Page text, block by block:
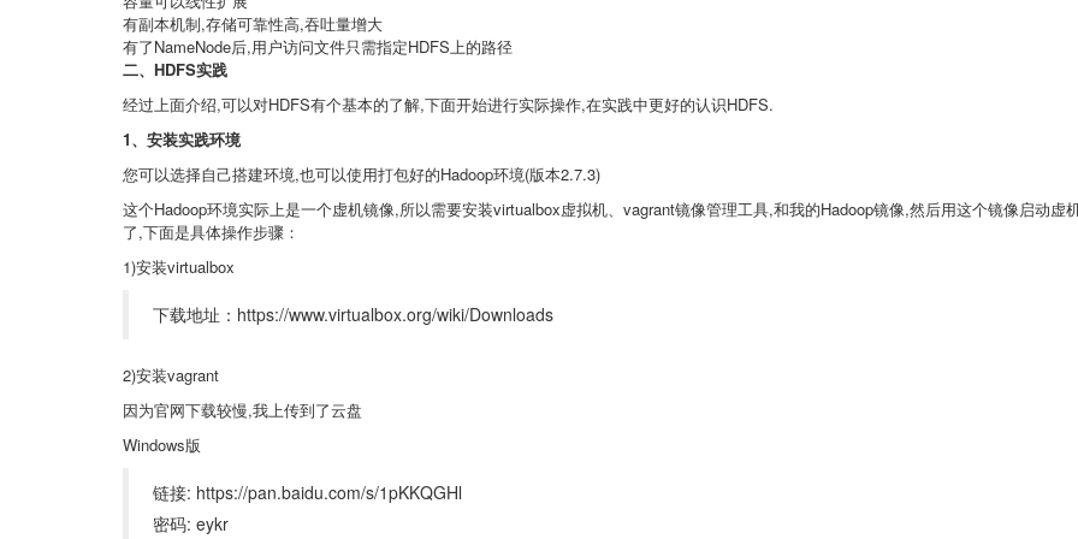
有副本机制,存储可靠性高,吞吐量增大
有了NameNode后,用户访问文件只需指定HDFS上的路径
二、HDFS实践
经过上面介绍,可以对HDFS有个基本的了解,下面开始进行实际操作,在实践中更好的认识HDFS.
1、安装实践环境
您可以选择自己搭建环境,也可以使用打包好的Hadoop环境(版本2.7.3)
这个Hadoop环境实际上是一个虚机镜像,所以需要安装virtualbox虚拟机、vagrant镜像管理工具,和我的Hadoop镜像,然后用这个镜像启动虚
了,下面是具体操作步骤：
1)安装virtualbox
下载地址：https://www.virtualbox.org/wiki/Downloads
2)安装vagrant
因为官网下载较慢,我上传到了云盘
Windows版
链接: https://pan.baidu.com/s/1pKKQGHl
密码: eykr